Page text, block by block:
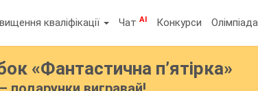
кваліфікації ЧатAI Конкурси Олімпіада
«Фантастична п’ятірка»